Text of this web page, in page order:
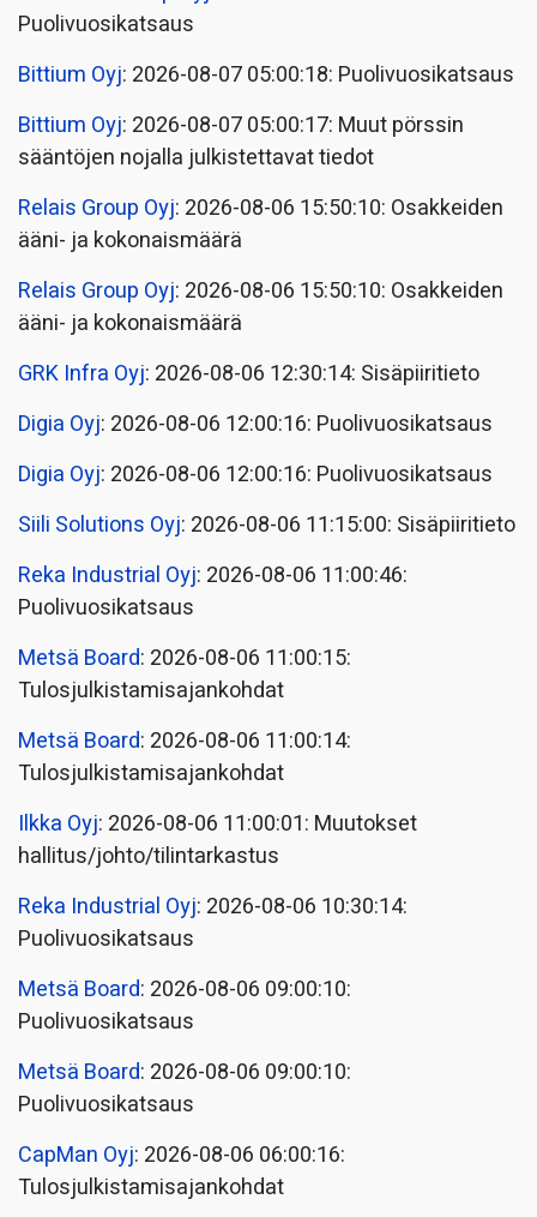
Puolivuosikatsaus
Bittium Oyj: 2026-08-07 05:00:18: Puolivuosikatsaus
Bittium Oyj: 2026-08-07 05:00:17: Muut pörssin
sääntöjen nojalla julkistettavat tiedot
Relais Group Oyj: 2026-08-06 15:50:10: Osakkeiden
ääni- ja kokonaismäärä
Relais Group Oyj: 2026-08-06 15:50:10: Osakkeiden
ääni- ja kokonaismäärä
GRK Infra Oyj: 2026-08-06 12:30:14: Sisäpiiritieto
Digia Oyj: 2026-08-06 12:00:16: Puolivuosikatsaus
Digia Oyj: 2026-08-06 12:00:16: Puolivuosikatsaus
Siili Solutions Oyj: 2026-08-06 11:15:00: Sisäpiiritieto
Reka Industrial Oyj: 2026-08-06 11:00:46:
Puolivuosikatsaus
Metsä Board: 2026-08-06 11:00:15:
Tulosjulkistamisajankohdat
Metsä Board: 2026-08-06 11:00:14:
Tulosjulkistamisajankohdat
Ilkka Oyj: 2026-08-06 11:00:01: Muutokset
hallitus/johto/tilintarkastus
Reka Industrial Oyj: 2026-08-06 10:30:14:
Puolivuosikatsaus
Metsä Board: 2026-08-06 09:00:10:
Puolivuosikatsaus
Metsä Board: 2026-08-06 09:00:10:
Puolivuosikatsaus
CapMan Oyj: 2026-08-06 06:00:16:
Tulosjulkistamisajankohdat